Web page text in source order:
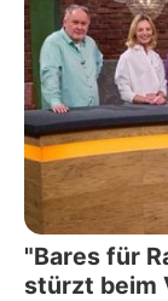
"Bares für
stürzt beim